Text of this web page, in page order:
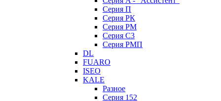
Серия П
Серия РК
Серия РМ
Серия С3
Серия РМП
DL
FUARO
ISEO
KALE
Разное
Серия 152